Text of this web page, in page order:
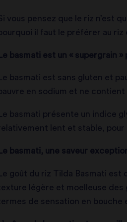
vous pensez que le riz n’est
il faut le préférer au riz
Le basmati est un « supergrain
Le basmati est sans gluten et
en sodium et ne
Le basmati présente un indice
lent et stable, pour
Le basmati, une saveur
Le goût du riz Tilda Basmati
légère et moelleuse
de sensation en bouche